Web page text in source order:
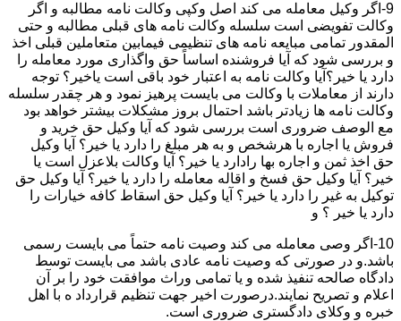
9-اگر وکیل معامله می کند اصل وکپی وکالت نامه مطالبه و اگر
وکالت تفویضی است سلسله وکالت نامه های قبلی مطالبه و حتی
المقدور تمامی مبایعه نامه های تنظیمی فیمابین متعاملین قبلی اخذ
و بررسی شود که آیا فروشنده اساساً حق واگذاری مورد معامله را
دارد یا خیر؟آیا وکالت نامه به اعتبار خود باقی است یاخیر؟ توجه
دارند از معاملات با وکالت می بایست پرهیز نمود و هر چقدر سلسله
وکالت نامه ها زیادتر باشد احتمال بروز مشکلات بیشتر خواهد بود
مع الوصف ضروری است بررسی شود که آیا وکیل حق خرید و
فروش یا اجاره با هرشخص و به هر مبلغ را دارد یا خیر؟ آیا وکیل
حق اخذ ثمن و اجاره بها رادارد یا خیر؟ آیا وکالت بلاعزل است یا
خیر؟ آیا وکیل حق فسخ و اقاله معامله را دارد یا خیر؟ آیا وکیل حق
توکیل به غیر را دارد یا خیر؟ آیا وکیل حق اسقاط کافه خیارات را
دارد یا خیر ؟ و
10-اگر وصی معامله می کند وصیت نامه حتماً می بایست رسمی
باشد.و در صورتی که وصیت نامه عادی باشد می بایست توسط
دادگاه صالحه تنفیذ شده و یا تمامی وراث موافقت خود را بر آن
اعلام و تصریح نمایند.درصورت اخیر جهت تنظیم قرارداد ه با اهل
خبره و وکلای دادگستری ضروری است.